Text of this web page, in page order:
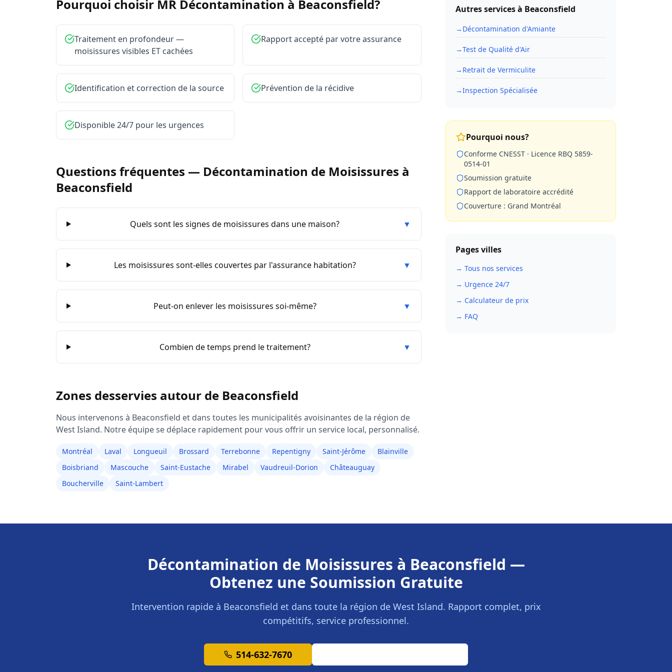
Pourquoi choisir MR Décontamination à Beaconsfield?
Traitement en profondeur —
moisissures visibles ET cachées
Rapport accepté par votre assurance
Identification et correction de la source Prévention de la récidive
Disponible 24/7 pour les urgences
Questions fréquentes — Décontamination de Moisissures à
Beaconsfield
Quels sont les signes de moisissures dans une maison? ▼
Les moisissures sont-elles couvertes par l'assurance habitation? ▼
Peut-on enlever les moisissures soi-même? ▼
Combien de temps prend le traitement? ▼
Zones desservies autour de Beaconsfield
Nous intervenons à Beaconsfield et dans toutes les municipalités avoisinantes de la région de
West Island. Notre équipe se déplace rapidement pour vous offrir un service local, personnalisé.
Montréal Laval Longueuil Brossard Terrebonne Repentigny Saint-Jérôme
Blainville
Boisbriand
Mascouche Saint-Eustache Mirabel Vaudreuil-Dorion
Châteauguay
Boucherville
Saint-Lambert
Autres services à Beaconsfield
→ Décontamination d'Amiante
→Test de Qualité d'Air
→ Retrait de Vermiculite
→Inspection Spécialisée
Pourquoi nous?
Conforme CNESST · Licence RBQ 5859-
0514-01
Soumission gratuite
Rapport de laboratoire accrédité
Couverture : Grand Montréal
Pages villes
→ Tous nos services
→ Urgence 24/7
→ Calculateur de prix
→ FAQ
Décontamination de Moisissures à Beaconsfield —
Obtenez une Soumission Gratuite
Intervention rapide à Beaconsfield et dans toute la région de West Island. Rapport complet, prix
compétitifs, service professionnel.
514-632-7670